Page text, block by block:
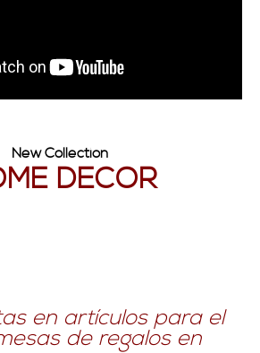
New Collection
DECOR
en artículos para el
de regalos en